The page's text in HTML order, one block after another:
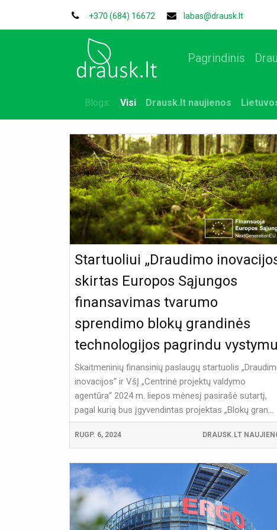
+370 (684) 16672 labas@drausk.lt
Pagrindinis
Blogs: Visi Drausk.lt naujienos
Startuoliui „Draudimo
skirtas Europos Sąjungos
finansavimas tvarumo
sprendimo blokų grandinės
technologijos pagrindu
Skaitmeninių finansinių paslaugų startuolis
inovacijos“ ir VšĮ „Centrinė projektų valdymo
agentūra“ 2024 m. liepos mėnesį pasirašė sutartį,
pagal kurią bus įgyvendintas projektas „Blokų gran...
RUGP. 6, 2024 DRAUSK.LT